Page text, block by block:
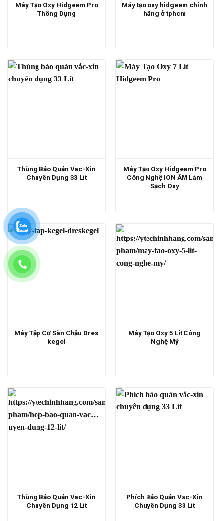
Máy Tạo Oxy Hidgeem Pro
Thông Dụng
Máy tạo oxy hidgeem chính
hãng ở tphcm
Thùng Bảo Quản Vac-Xin
Chuyên Dụng 33 Lít
Máy Tạo Oxy Hidgeem Pro
Công Nghệ ION ÂM Làm
Sạch Oxy
Máy Tập Cơ Sàn Chậu Dres
kegel
Máy Tạo Oxy 5 Lít Công
Nghệ Mỹ
Thùng Bảo Quản Vac-Xin
Chuyên Dụng 12 Lít
Phích Bảo Quản Vac-Xin
Chuyên Dụng 33 Lít